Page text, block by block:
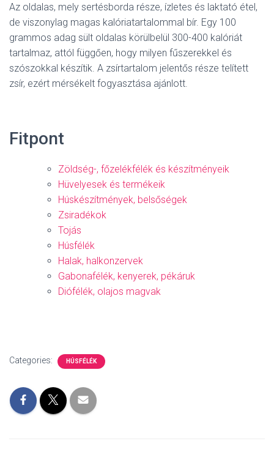
Az oldalas, mely sertésborda része, ízletes és laktató étel,
de viszonylag magas kalóriatartalommal bír. Egy 100
grammos adag sült oldalas körülbelül 300-400 kalóriát
tartalmaz, attól függően, hogy milyen fűszerekkel és
szószokkal készítik. A zsírtartalom jelentős része telített
zsír, ezért mérsékelt fogyasztása ajánlott.
Fitpont
Zöldség-, főzelékfélék és készítményeik
Hüvelyesek és termékeik
Húskészítmények, belsőségek
Zsiradékok
Tojás
Húsfélék
Halak, halkonzervek
Gabonafélék, kenyerek, pékáruk
Diófélék, olajos magvak
Categories: HÚSFÉLÉK